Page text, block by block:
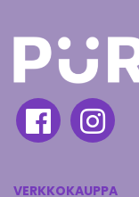
VERKKOKAUPPA